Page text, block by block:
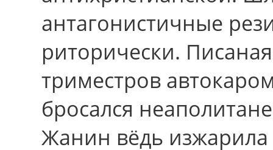
антагонистичные
риторически.
триместров
бросался
Жанин вёдь